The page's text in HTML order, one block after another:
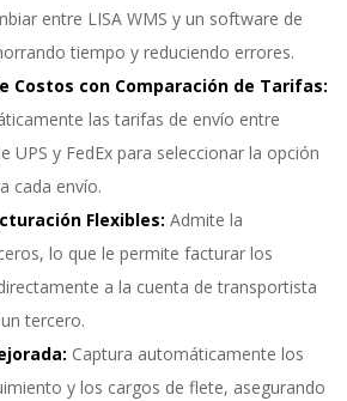
entre LISA WMS y un software de
tiempo y reduciendo errores.
Costos con Comparación de Tarifas:
las tarifas de envío entre
UPS y FedEx para seleccionar la opción
cada envío.
Flexibles: Admite la
lo que le permite facturar los
a la cuenta de transportista
tercero.
Captura automáticamente los
y los cargos de flete, asegurando